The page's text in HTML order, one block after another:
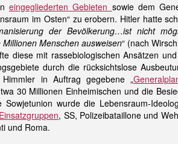
eingegliederten Gebieten sowie dem
im Osten“ zu erobern. Hitler hatte
der Bevölkerung…ist nicht
Menschen ausweisen“ (nach
diese mit rassebiologischen Ansätzen
durch die rücksichtslose
Himmler in Auftrag gegebene „
30 Millionen Einheimischen und die
wurde die Lebensraum-
Einsatzgruppen, SS, Polizeibataillone und
und Roma.